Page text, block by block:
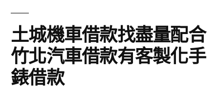
土城機車借款找盡量配合
竹北汽車借款有客製化手
錶借款